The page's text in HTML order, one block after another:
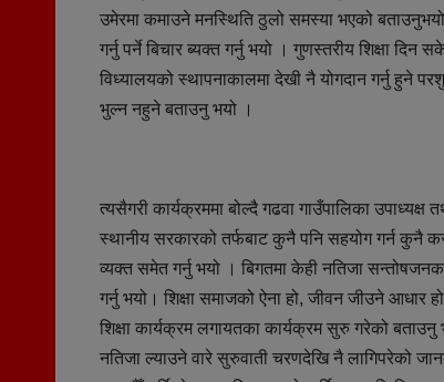
उमेरमा कमाउने मनस्थिति ठुलो समस्या भएको
गर्नु पर्ने बिचार ब्यक्त गर्नु भयो । गुणस्तरीय शिक्षा दिन
विध्यालयको स्थापनाकालमा देखी नै योगदान गर्नु हुने
भुल्न नहुने बताउनु भयो ।
त्यसैगरी कार्यक्रममा बोल्दै गढवा गाउँपालिका
स्थानीय सरकारको तर्फबाट कुनै पनि सहयोग गर्न कुनै
व्यक्त समेत गर्नु भयो । बिगतमा केही नतिजा
गर्नु भयो। शिक्षा समाजको ऐना हो, जीवन जीउने आधार
शिक्षा कार्यक्रम लगायतका कार्यक्रम सुरु गरेको बताउनु
नतिजा ल्याउने वारे सुरुवाती चरणदेखि नै लागिपरेको